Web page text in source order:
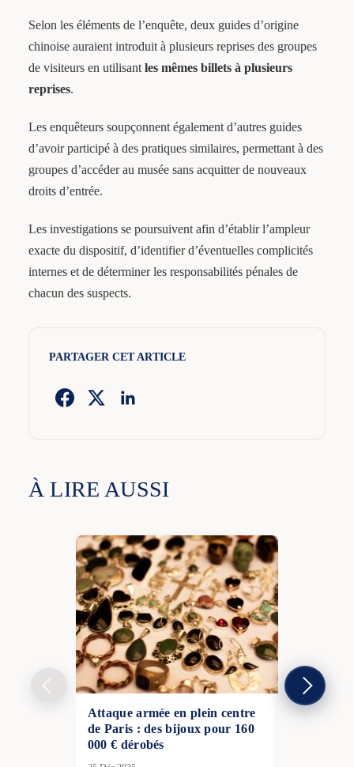
Selon les éléments de l’enquête, deux guides d’origine
chinoise auraient introduit à plusieurs reprises des groupes
de visiteurs en utilisantles mêmes billets à plusieurs
reprises.
Les enquêteurs soupçonnent également d’autres guides
d’avoir participé à des pratiques similaires, permettant à des
groupes d’accéder au musée sans acquitter de nouveaux
droits d’entrée.
Les investigations se poursuivent afin d’établir l’ampleur
exacte du dispositif, d’identifier d’éventuelles complicités
internes et de déterminer les responsabilités pénales de
chacun des suspects.
PARTAGER CET ARTICLE
À LIRE AUSSI
Attaque armée en plein centre
de Paris : des bijoux pour 160
000 € dérobés
Le plus